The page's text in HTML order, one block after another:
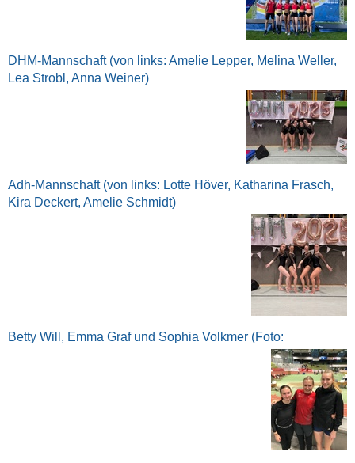
DHM-Mannschaft (von links: Amelie Lepper, Melina Weller,
Lea Strobl, Anna Weiner)
Adh-Mannschaft (von links: Lotte Höver, Katharina Frasch,
Kira Deckert, Amelie Schmidt)
Betty Will, Emma Graf und Sophia Volkmer (Foto: